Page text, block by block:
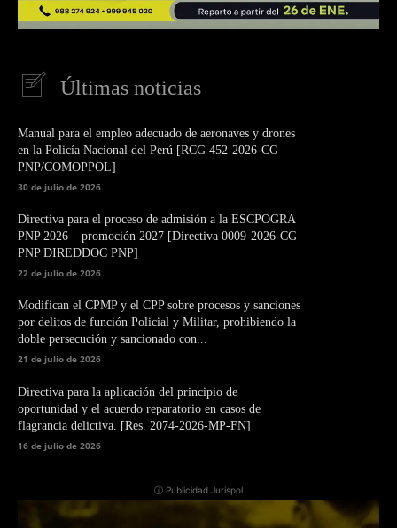
Últimas noticias
Manual para el empleo adecuado de aeronaves y drones
en la Policía Nacional del Perú [RCG 452-2026-CG
PNP/COMOPPOL]
30 de julio de 2026
Directiva para el proceso de admisión a la ESCPOGRA
PNP 2026 – promoción 2027 [Directiva 0009-2026-CG
PNP DIREDDOC PNP]
22 de julio de 2026
Modifican el CPMP y el CPP sobre procesos y sanciones
por delitos de función Policial y Militar, prohibiendo la
doble persecución y sancionado con...
21 de julio de 2026
Directiva para la aplicación del principio de
oportunidad y el acuerdo reparatorio en casos de
flagrancia delictiva. [Res. 2074-2026-MP-FN]
16 de julio de 2026
ⓘ Publicidad Jurispol